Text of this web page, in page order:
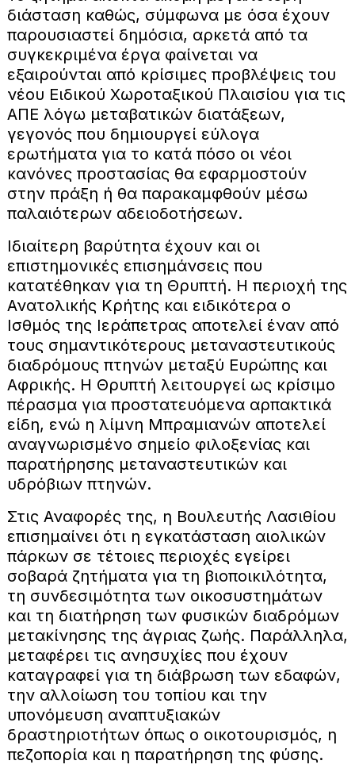
διάσταση καθώς, σύμφωνα με όσα έχουν
παρουσιαστεί δημόσια, αρκετά από τα
συγκεκριμένα έργα φαίνεται να
εξαιρούνται από κρίσιμες προβλέψεις του
νέου Ειδικού Χωροταξικού Πλαισίου για τις
ΑΠΕ λόγω μεταβατικών διατάξεων,
γεγονός που δημιουργεί εύλογα
ερωτήματα για το κατά πόσο οι νέοι
κανόνες προστασίας θα εφαρμοστούν
στην πράξη ή θα παρακαμφθούν μέσω
παλαιότερων αδειοδοτήσεων.
Ιδιαίτερη βαρύτητα έχουν και οι
επιστημονικές επισημάνσεις που
κατατέθηκαν για τη Θρυπτή. Η περιοχή της
Ανατολικής Κρήτης και ειδικότερα ο
Ισθμός της Ιεράπετρας αποτελεί έναν από
τους σημαντικότερους μεταναστευτικούς
διαδρόμους πτηνών μεταξύ Ευρώπης και
Αφρικής. Η Θρυπτή λειτουργεί ως κρίσιμο
πέρασμα για προστατευόμενα αρπακτικά
είδη, ενώ η λίμνη Μπραμιανών αποτελεί
αναγνωρισμένο σημείο φιλοξενίας και
παρατήρησης μεταναστευτικών και
υδρόβιων πτηνών.
Στις Αναφορές της, η Βουλευτής Λασιθίου
επισημαίνει ότι η εγκατάσταση αιολικών
πάρκων σε τέτοιες περιοχές εγείρει
σοβαρά ζητήματα για τη βιοποικιλότητα,
τη συνδεσιμότητα των οικοσυστημάτων
και τη διατήρηση των φυσικών διαδρόμων
μετακίνησης της άγριας ζωής. Παράλληλα,
μεταφέρει τις ανησυχίες που έχουν
καταγραφεί για τη διάβρωση των εδαφών,
την αλλοίωση του τοπίου και την
υπονόμευση αναπτυξιακών
δραστηριοτήτων όπως ο οικοτουρισμός, η
πεζοπορία και η παρατήρηση της φύσης.